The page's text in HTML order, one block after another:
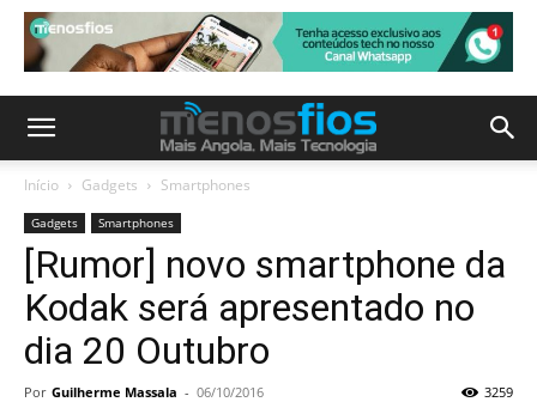
Início Gadgets Smartphones
Gadgets Smartphones
[Rumor] novo smartphone da
Kodak será apresentado no
dia 20 Outubro
Por Guilherme Massala - 06/10/2016 3259